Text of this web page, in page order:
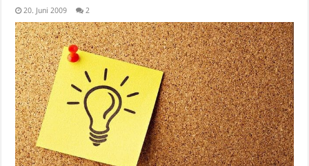
20. Juni 2009 2